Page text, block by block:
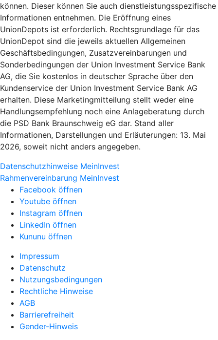
können. Dieser können Sie auch dienstleistungsspezifische
Informationen entnehmen. Die Eröffnung eines
UnionDepots ist erforderlich. Rechtsgrundlage für das
UnionDepot sind die jeweils aktuellen Allgemeinen
Geschäftsbedingungen, Zusatzvereinbarungen und
Sonderbedingungen der Union Investment Service Bank
AG, die Sie kostenlos in deutscher Sprache über den
Kundenservice der Union Investment Service Bank AG
erhalten. Diese Marketingmitteilung stellt weder eine
Handlungsempfehlung noch eine Anlageberatung durch
die PSD Bank Braunschweig eG dar. Stand aller
Informationen, Darstellungen und Erläuterungen: 13. Mai
2026, soweit nicht anders angegeben.
Datenschutzhinweise MeinInvest
Rahmenvereinbarung MeinInvest
Facebook öffnen
Youtube öffnen
Instagram öffnen
LinkedIn öffnen
Kununu öffnen
Impressum
Datenschutz
Nutzungsbedingungen
Rechtliche Hinweise
AGB
Barrierefreiheit
Gender-Hinweis